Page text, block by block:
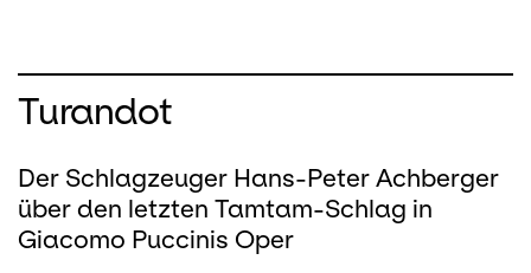
Turandot
Der Schlagzeuger Hans-Peter Achberger
über den letzten Tamtam-Schlag in
Giacomo Puccinis Oper